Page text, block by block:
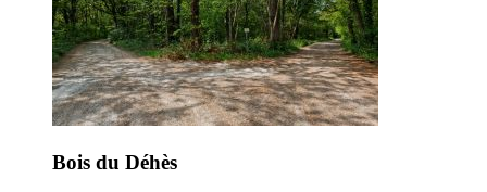
Bois du Déhès